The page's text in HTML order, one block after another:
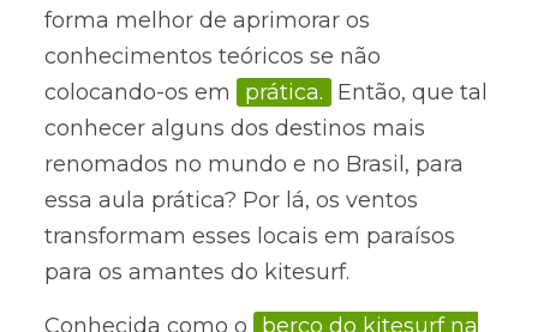
forma melhor de aprimorar os
conhecimentos teóricos se não
colocando-os em
prática.
Então, que tal
conhecer alguns dos destinos mais
renomados no mundo e no Brasil, para
essa aula prática? Por lá, os ventos
transformam esses locais em paraísos
para os amantes do kitesurf.
Conhecida como o
berço do kitesurf na